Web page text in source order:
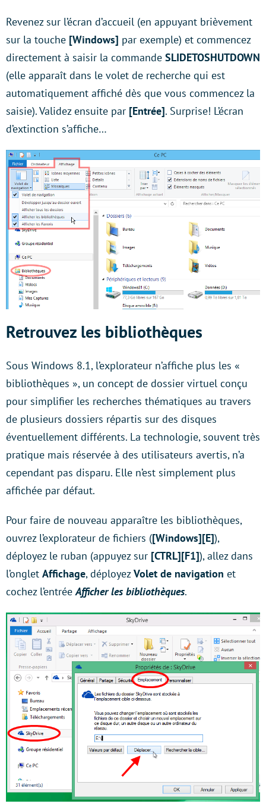
Revenez sur l’écran d’accueil (en appuyant brièvement
sur la touche [Windows] par exemple) et commencez
directement à saisir la commande SLIDETOSHUTDOWN
(elle apparaît dans le volet de recherche qui est
automatiquement affiché dès que vous commencez la
saisie). Validez ensuite par [Entrée]. Surprise! L’écran
d’extinction s’affiche…
Retrouvez les bibliothèques
Sous Windows 8.1, l’explorateur n’affiche plus les «
bibliothèques », un concept de dossier virtuel conçu
pour simplifier les recherches thématiques au travers
de plusieurs dossiers répartis sur des disques
éventuellement différents. La technologie, souvent très
pratique mais réservée à des utilisateurs avertis, n’a
cependant pas disparu. Elle n’est simplement plus
affichée par défaut.
Pour faire de nouveau apparaître les bibliothèques,
ouvrez l’explorateur de fichiers ([Windows][E]),
déployez le ruban (appuyez sur [CTRL][F1]), allez dans
l’onglet Affichage, déployezVolet de navigation et
cochez l’entréeAfficher les bibliothèques.